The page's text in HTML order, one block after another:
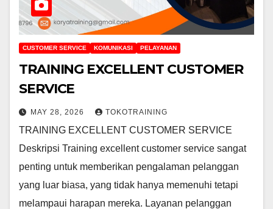
CUSTOMER SERVICE KOMUNIKASI PELAYANAN
TRAINING EXCELLENT CUSTOMER
SERVICE
MAY 28, 2026 TOKOTRAINING
TRAINING EXCELLENT CUSTOMER SERVICE
Deskripsi Training excellent customer service sangat
penting untuk memberikan pengalaman pelanggan
yang luar biasa, yang tidak hanya memenuhi tetapi
melampaui harapan mereka. Layanan pelanggan